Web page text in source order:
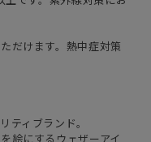
だけます。熱中症対策
ティブランド。
絵にするウェザーアイ